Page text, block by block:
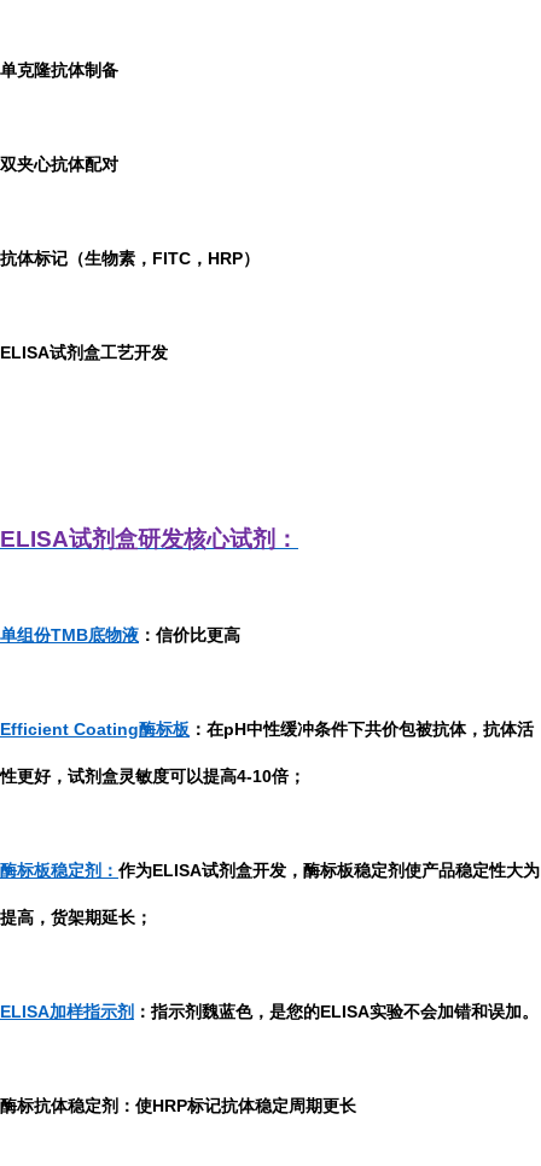
单克隆抗体制备
双夹心抗体配对
抗体标记（生物素，FITC，HRP）
ELISA试剂盒工艺开发
ELISA试剂盒研发核心试剂：
单组份TMB底物液 ：信价比更高
Efficient Coating酶标板 ：在pH中性缓冲条件下共价包被抗体，抗体活
性更好，试剂盒灵敏度可以提高4-10倍；
酶标板稳定剂： 作为ELISA试剂盒开发，酶标板稳定剂使产品稳定性大为
提高，货架期延长；
ELISA加样指示剂 ：指示剂魏蓝色，是您的ELISA实验不会加错和误加。
酶标抗体稳定剂：使HRP标记抗体稳定周期更长